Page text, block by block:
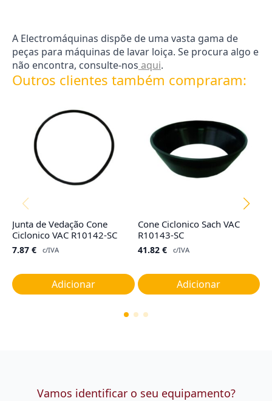
A Electromáquinas dispõe de uma vasta gama de
peças para máquinas de lavar loiça. Se procura algo e
não encontra, consulte-nos aqui.
Outros clientes também compraram:
Junta de Vedação Cone
Ciclonico VAC R10142-SC
7.87 € c/IVA
Adicionar
Cone Ciclonico Sach VAC
R10143-SC
41.82 € c/IVA
Adicionar
Vamos identificar o seu equipamento?